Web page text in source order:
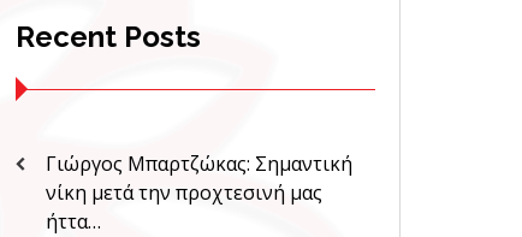
Recent Posts
Γιώργος Μπαρτζώκας: Σημαντική
νίκη μετά την προχτεσινή μας
ήττα…